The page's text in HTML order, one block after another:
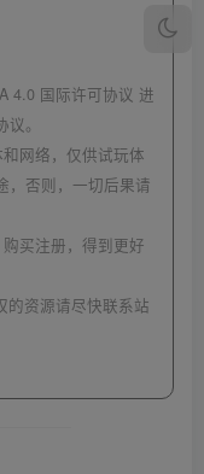
4.0 国际许可协议 进
。
网络，仅供试玩体
，否则，一切后果请
买注册，得到更好
的资源请尽快联系站